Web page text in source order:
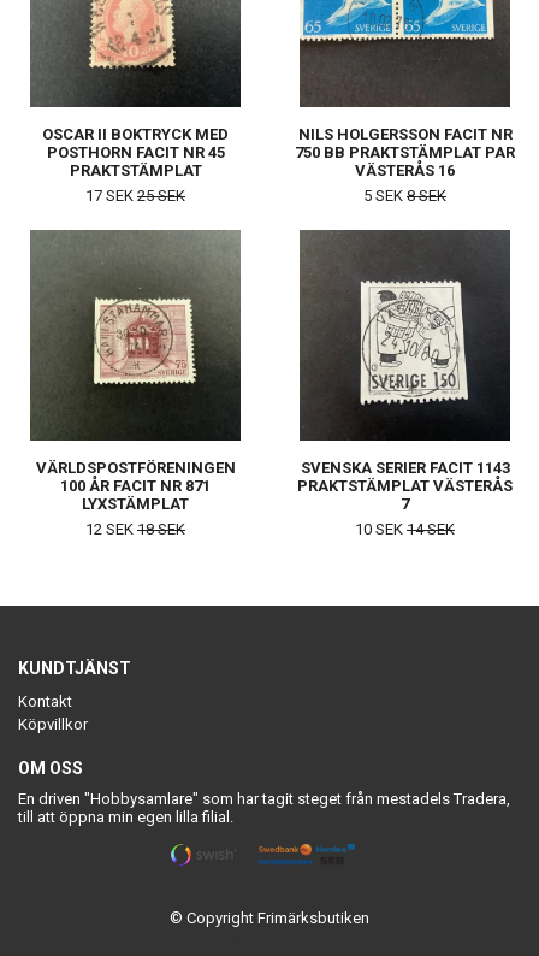
OSCAR II BOKTRYCK MED
POSTHORN FACIT NR 45
PRAKTSTÄMPLAT
WESTANFORS
17 SEK 25 SEK
NILS HOLGERSSON FACIT NR
750 BB PRAKTSTÄMPLAT PAR
VÄSTERÅS 16
5 SEK 8 SEK
VÄRLDSPOSTFÖRENINGEN
100 ÅR FACIT NR 871
LYXSTÄMPLAT
HALLSTAHAMMAR 1
12 SEK 18 SEK
SVENSKA SERIER FACIT 1143
PRAKTSTÄMPLAT VÄSTERÅS
7
10 SEK 14 SEK
KUNDTJÄNST
Kontakt
Köpvillkor
OM OSS
En driven "Hobbysamlare" som har tagit steget från mestadels Tradera,
till att öppna min egen lilla filial.
© Copyright Frimärksbutiken